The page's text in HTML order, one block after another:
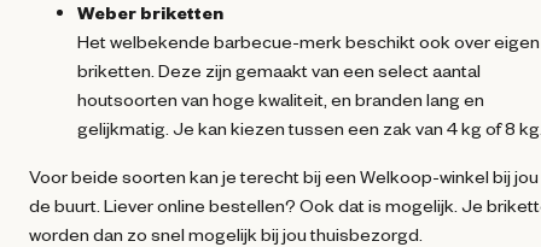
Weber briketten
Het welbekende barbecue-merk beschikt ook over eigen
briketten. Deze zijn gemaakt van een select aantal
houtsoorten van hoge kwaliteit, en branden lang en
gelijkmatig. Je kan kiezen tussen een zak van 4 kg of 8
Voor beide soorten kan je terecht bij een Welkoop-winkel bij jou
de buurt. Liever online bestellen? Ook dat is mogelijk. Je
worden dan zo snel mogelijk bij jou thuisbezorgd.